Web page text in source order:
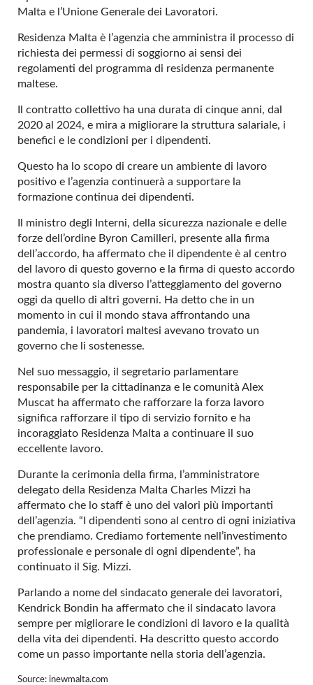
Malta e l’Unione Generale dei Lavoratori.
Residenza Malta è l’agenzia che amministra il processo di
richiesta dei permessi di soggiorno ai sensi dei
regolamenti del programma di residenza permanente
maltese.
Il contratto collettivo ha una durata di cinque anni, dal
2020 al 2024, e mira a migliorare la struttura salariale, i
benefici e le condizioni per i dipendenti.
Questo ha lo scopo di creare un ambiente di lavoro
positivo e l’agenzia continuerà a supportare la
formazione continua dei dipendenti.
Il ministro degli Interni, della sicurezza nazionale e delle
forze dell’ordine Byron Camilleri, presente alla firma
dell’accordo, ha affermato che il dipendente è al centro
del lavoro di questo governo e la firma di questo accordo
mostra quanto sia diverso l’atteggiamento del governo
oggi da quello di altri governi. Ha detto che in un
momento in cui il mondo stava affrontando una
pandemia, i lavoratori maltesi avevano trovato un
governo che li sostenesse.
Nel suo messaggio, il segretario parlamentare
responsabile per la cittadinanza e le comunità Alex
Muscat ha affermato che rafforzare la forza lavoro
significa rafforzare il tipo di servizio fornito e ha
incoraggiato Residenza Malta a continuare il suo
eccellente lavoro.
Durante la cerimonia della firma, l’amministratore
delegato della Residenza Malta Charles Mizzi ha
affermato che lo staff è uno dei valori più importanti
dell’agenzia. “I dipendenti sono al centro di ogni iniziativa
che prendiamo. Crediamo fortemente nell’investimento
professionale e personale di ogni dipendente”, ha
continuato il Sig. Mizzi.
Parlando a nome del sindacato generale dei lavoratori,
Kendrick Bondin ha affermato che il sindacato lavora
sempre per migliorare le condizioni di lavoro e la qualità
della vita dei dipendenti. Ha descritto questo accordo
come un passo importante nella storia dell’agenzia.
Source: inewmalta.com